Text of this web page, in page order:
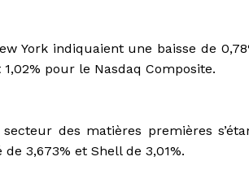
York indiquaient une baisse de
pour le Nasdaq Composite.
des matières premières
3,673% et Shell de 3,01%.